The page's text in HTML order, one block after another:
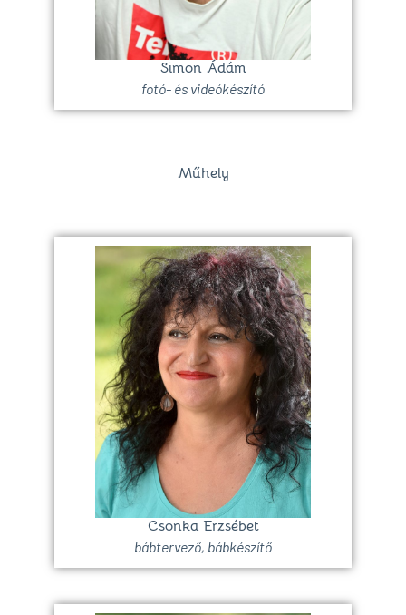
Simon Ádám
fotó- és videókészító
Műhely
Csonka Erzsébet
bábtervező, bábkészítő